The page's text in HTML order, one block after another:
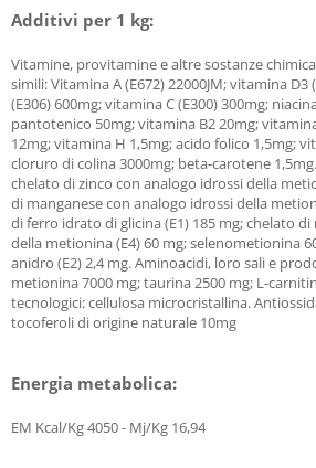
Additivi per 1 kg:
Vitamine, provitamine e altre sostanze
simili: Vitamina A (E672) 22000JM; vitamina D3
(E306) 600mg; vitamina C (E300) 300mg;
pantotenico 50mg; vitamina B2 20mg;
12mg; vitamina H 1,5mg; acido folico 1,5mg;
cloruro di colina 3000mg; beta-carotene
chelato di zinco con analogo idrossi della
di manganese con analogo idrossi della
di ferro idrato di glicina (E1) 185 mg; chelato
della metionina (E4) 60 mg; selenometionina
anidro (E2) 2,4 mg. Aminoacidi, loro sali e
metionina 7000 mg; taurina 2500 mg; L-
tecnologici: cellulosa microcristallina.
tocoferoli di origine naturale 10mg
Energia metabolica:
EM Kcal/Kg 4050 - Mj/Kg 16,94